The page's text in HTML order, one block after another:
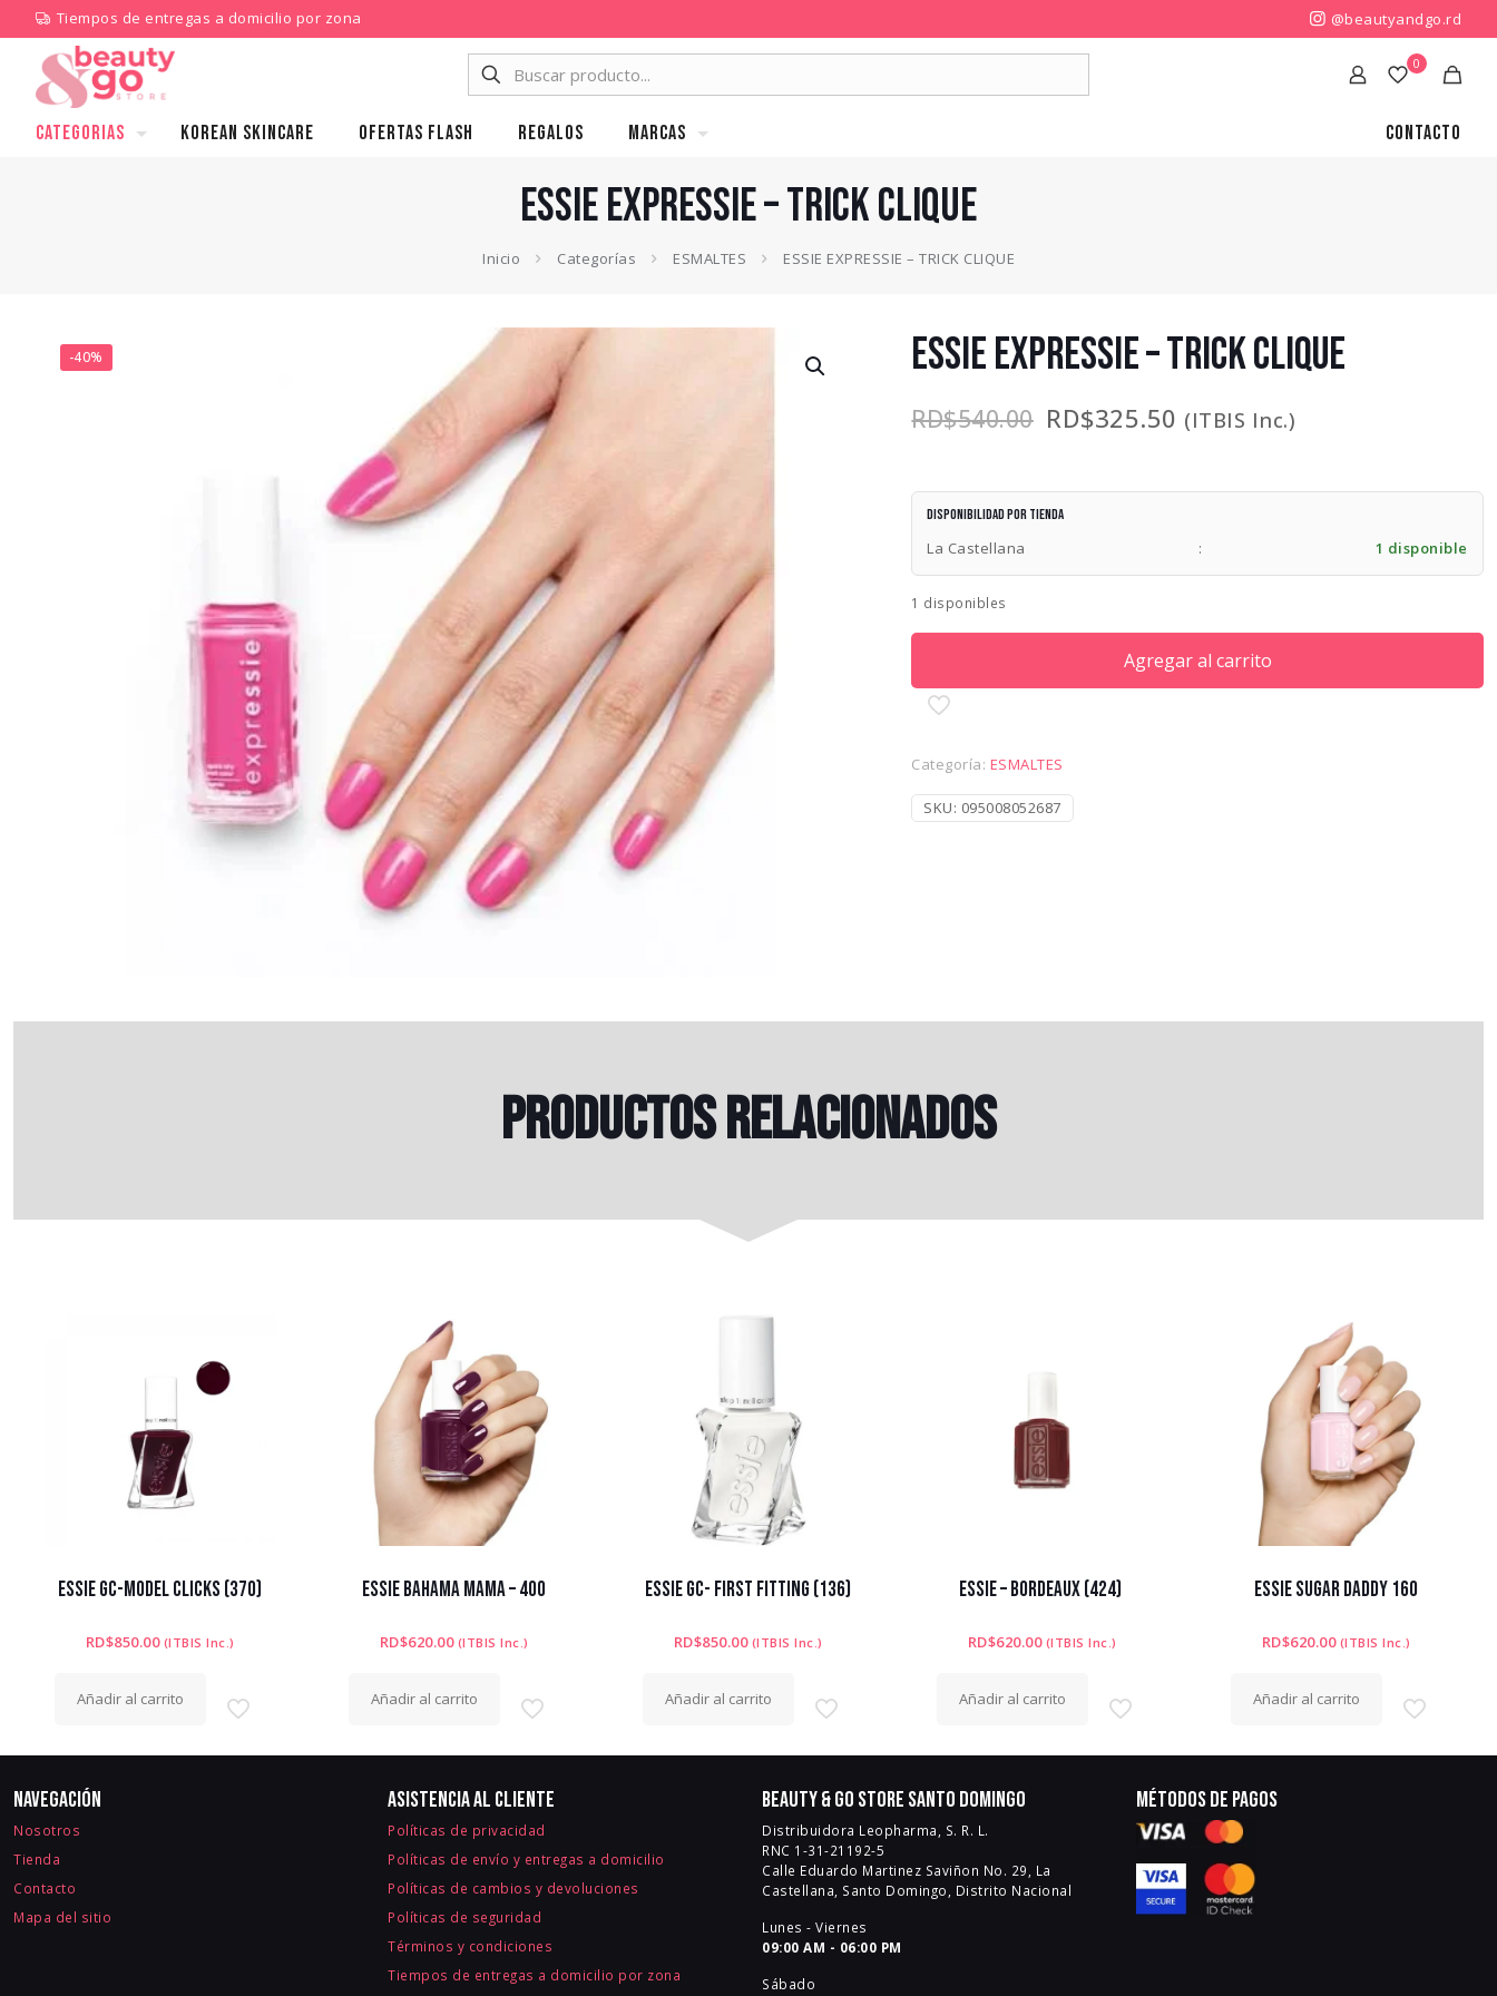
Tiempos de entregas a domicilio por zona @beautyandgo.rd
0
CATEGORIAS KOREAN SKINCARE Ofertas Flash Regalos MARCAS Contacto
ESSIE EXPRESSIE – TRICK CLIQUE
Inicio Categorías ESMALTES ESSIE EXPRESSIE – TRICK CLIQUE
-40% ESSIE EXPRESSIE – TRICK CLIQUE
RD$540.00 El
era:
RD$540.00.
RD$325.50 El
precio
es:
(ITBIS Inc.)
Disponibilidad por tienda
La Castellana : 1 disponible
1 disponibles
Agregar al carrito
Categoría: ESMALTES
SKU: 095008052687
Productos relacionados
ESSIE GC-MODEL CLICKS (370)
RD$850.00 (ITBIS Inc.)
Añadir al carrito
ESSIE BAHAMA MAMA – 400
RD$620.00 (ITBIS Inc.)
Añadir al carrito
ESSIE GC- FIRST FITTING (136)
RD$850.00 (ITBIS Inc.)
Añadir al carrito
ESSIE – BORDEAUX (424)
RD$620.00 (ITBIS Inc.)
Añadir al carrito
ESSIE SUGAR DADDY 160
RD$620.00 (ITBIS Inc.)
Añadir al carrito
Navegación
Nosotros
Tienda
Contacto
Mapa del sitio
Asistencia al cliente
Políticas de privacidad
Políticas de envío y entregas a domicilio
Políticas de cambios y devoluciones
Políticas de seguridad
Términos y condiciones
Tiempos de entregas a domicilio por zona
Beauty & Go Store Santo Domingo
Distribuidora Leopharma, S. R. L.
RNC 1-31-21192-5
Calle Eduardo Martinez Saviñon No. 29, La
Castellana, Santo Domingo, Distrito Nacional
Lunes - Viernes
09:00 AM - 06:00 PM
Sábado
Métodos de pagos